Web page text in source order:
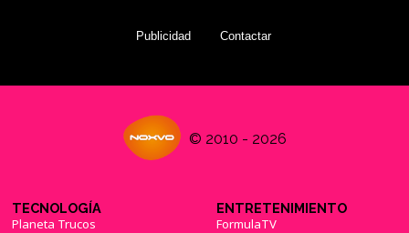
Publicidad Contactar
© 2010 - 2026
TECNOLOGÍA
Planeta Trucos
ENTRETENIMIENTO
FormulaTV